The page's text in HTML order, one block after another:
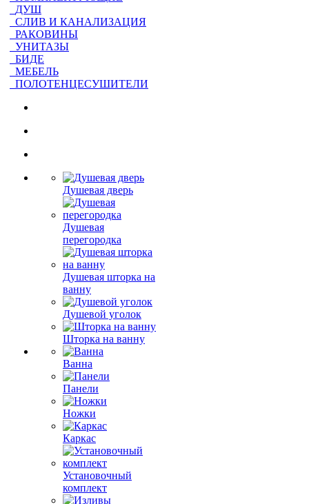
ДУШ
СЛИВ И КАНАЛИЗАЦИЯ
РАКОВИНЫ
УНИТАЗЫ
БИДЕ
МЕБЕЛЬ
ПОЛОТЕНЦЕСУШИТЕЛИ
Душевая дверь
Душевая
перегородка
Душевая шторка на
ванну
Душевой уголок
Шторка на ванну
Ванна
Панели
Ножки
Каркас
Установочный
комплект